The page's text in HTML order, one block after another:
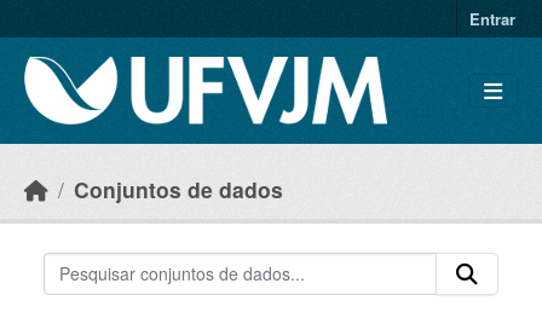
Entrar
Conjuntos de dados